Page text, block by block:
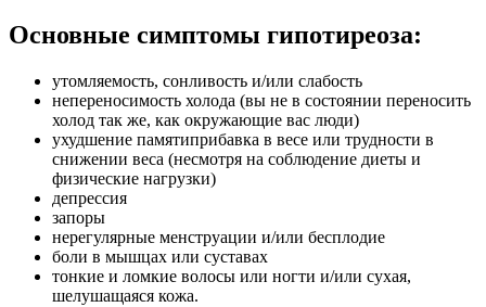
Основные симптомы гипотиреоза:
утомляемость, сонливость и/или слабость
непереносимость холода (вы не в состоянии переносить
холод так же, как окружающие вас люди)
ухудшение памятиприбавка в весе или трудности в
снижении веса (несмотря на соблюдение диеты и
физические нагрузки)
депрессия
запоры
нерегулярные менструации и/или бесплодие
боли в мышцах или суставах
тонкие и ломкие волосы или ногти и/или сухая,
шелушащаяся кожа.